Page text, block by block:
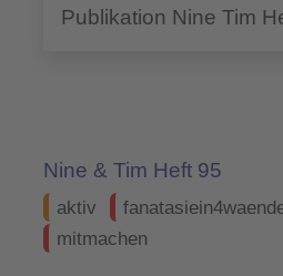
Nine & Tim Heft 95
aktiv
mitmachen